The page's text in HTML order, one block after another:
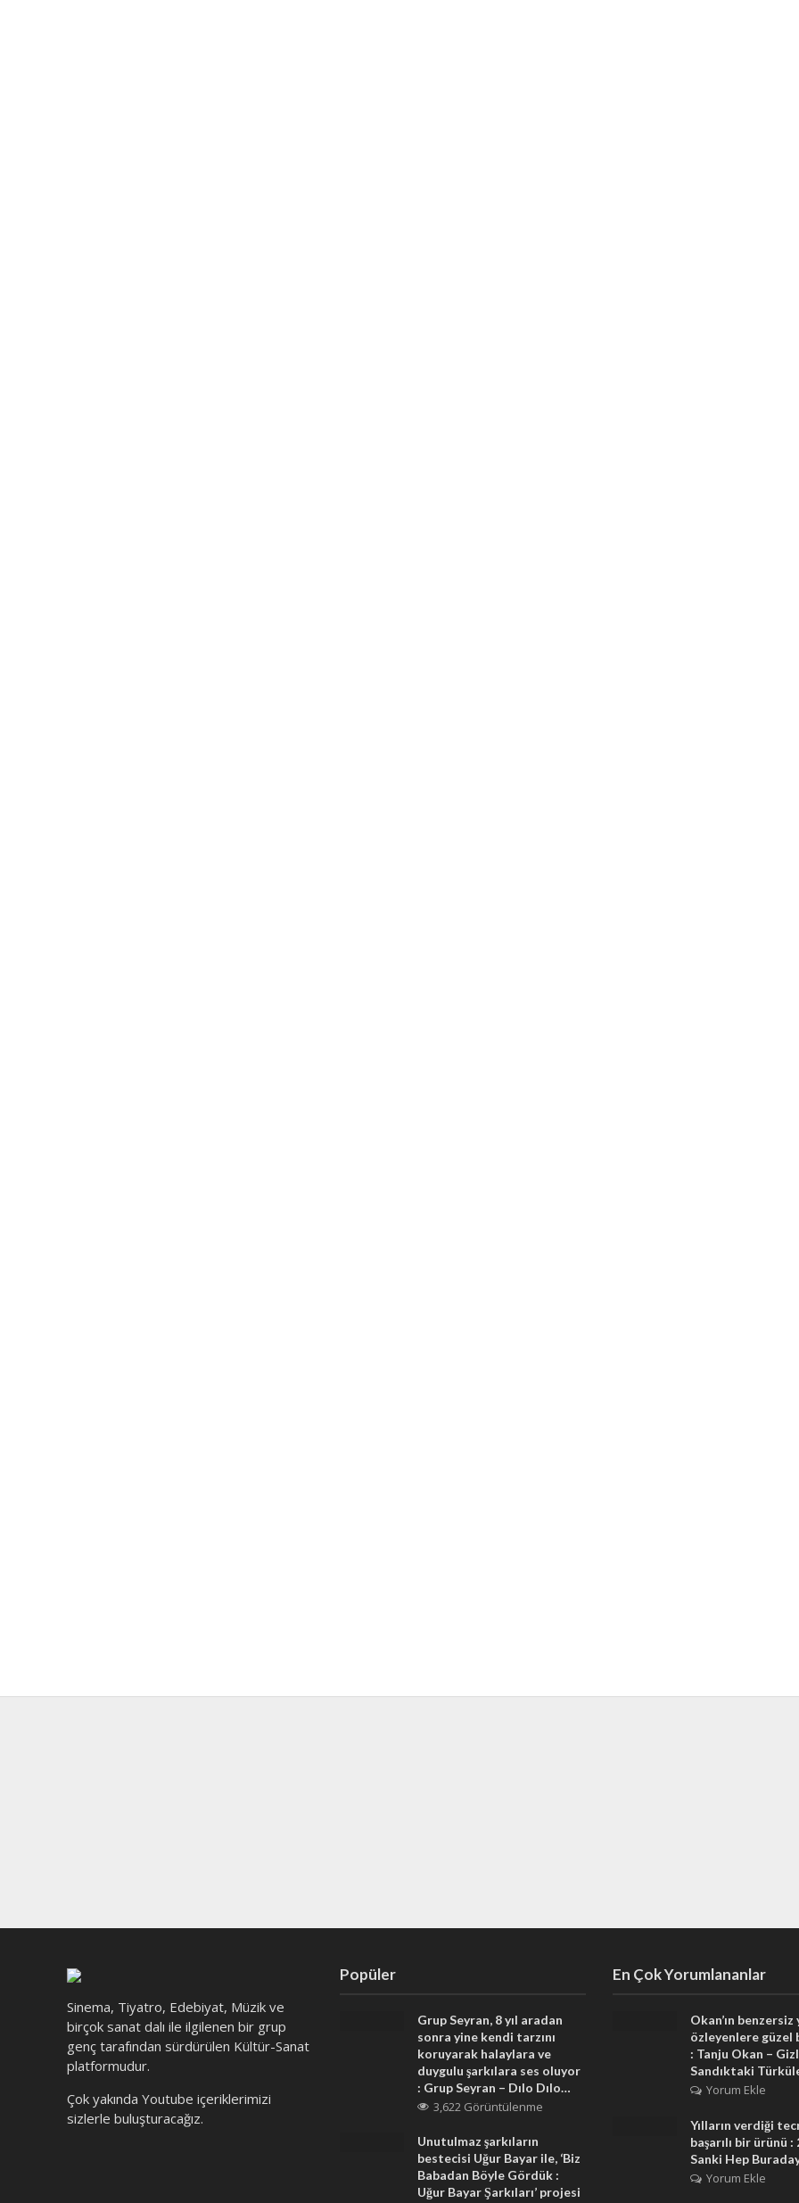
Sinema, Tiyatro, Edebiyat, Müzik ve
birçok sanat dalı ile ilgilenen bir grup
genç tarafından sürdürülen Kültür-Sanat
platformudur.
Çok yakında Youtube içeriklerimizi
sizlerle buluşturacağız.
Popüler
Grup Seyran, 8 yıl aradan
sonra yine kendi tarzını
koruyarak halaylara ve
duygulu şarkılara ses oluyor
: Grup Seyran – Dılo Dılo…
3,622 Görüntülenme
Unutulmaz şarkıların
bestecisi Uğur Bayar ile, ‘Biz
Babadan Böyle Gördük :
Uğur Bayar Şarkıları’ projesi
En Çok Yorumlananlar
Okan’ın
özleyenlere güzel
: Tanju Okan –
Sandıktaki
Yorum Ekle
Yılların verdiği
başarılı bir ürünü
Sanki Hep
Yorum Ekle